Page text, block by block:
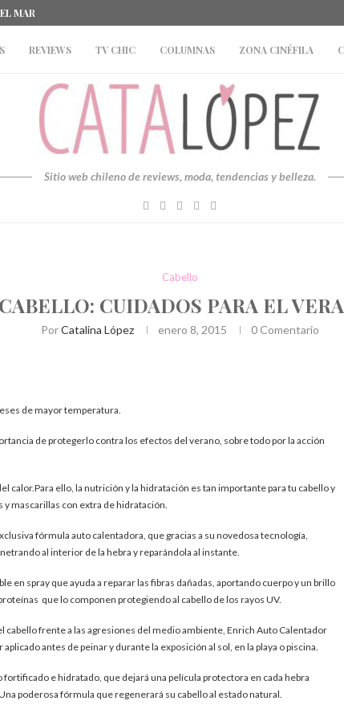
MAR
REVIEWS TV CHIC COLUMNAS ZONA CINÉFILA
Sitio web chileno de reviews, moda, tendencias y belleza.
Cabello
CUIDADOS PARA EL
PorCatalina López enero 8, 2015 0 Comentario
de mayor temperatura.
de protegerlo contra los efectos del verano, sobre todo por la acción
calor.Para ello, la nutrición y la hidratación es tan importante para tu cabello y
mascarillas con extra de hidratación.
fórmula auto calentadora, que gracias a su novedosa tecnología,
al interior de la hebra y reparándola al instante.
en spray que ayuda a reparar las fibras dañadas, aportando cuerpo y un brillo
que lo componen protegiendo al cabello de los rayos UV.
frente a las agresiones del medio ambiente, Enrich Auto Calentador
antes de peinar y durante la exposición al sol, en la playa o piscina.
e hidratado, que dejará una película protectora en cada hebra
poderosa fórmula que regenerará su cabello al estado natural.